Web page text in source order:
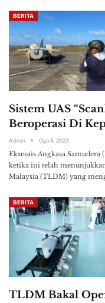
BERITA
Sistem UAS
Beroperasi Di
Admin Ogo 8, 2023
Eksesais Angkasa Samudera
ketika ini telah
Malaysia (TLDM) yang
BERITA
TLDM Bakal